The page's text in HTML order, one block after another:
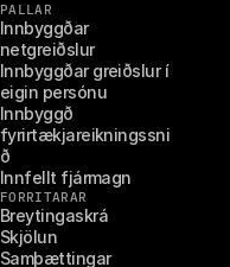
PALLAR
Innbyggðar
netgreiðslur
Innbyggðar greiðslur í
eigin persónu
Innbyggð
fyrirtækjareikningssni
ð
Innfellt fjármagn
FORRITARAR
Breytingaskrá
Skjölun
Samþættingar